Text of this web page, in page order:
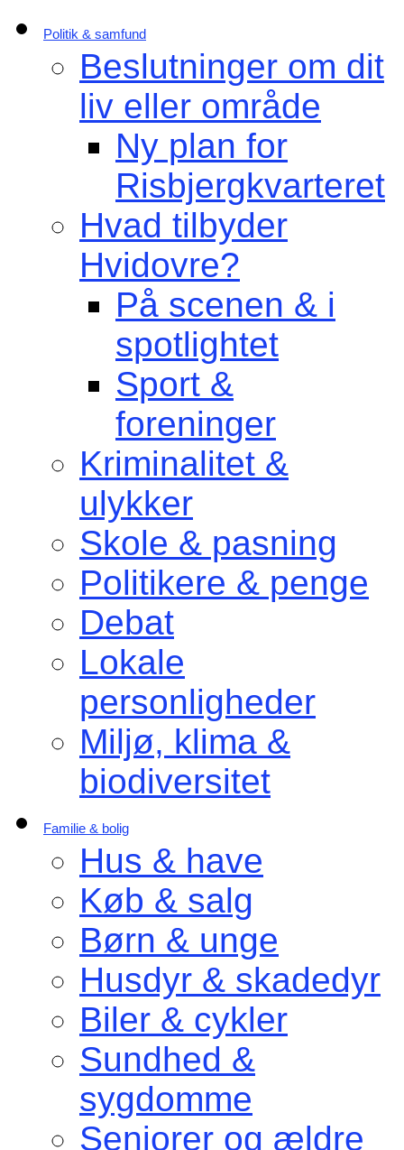
Politik & samfund
Beslutninger om dit
liv eller område
Ny plan for
Risbjergkvarteret
Hvad tilbyder
Hvidovre?
På scenen & i
spotlightet
Sport &
foreninger
Kriminalitet &
ulykker
Skole & pasning
Politikere & penge
Debat
Lokale
personligheder
Miljø, klima &
biodiversitet
Familie & bolig
Hus & have
Køb & salg
Børn & unge
Husdyr & skadedyr
Biler & cykler
Sundhed &
sygdomme
Seniorer og ældre